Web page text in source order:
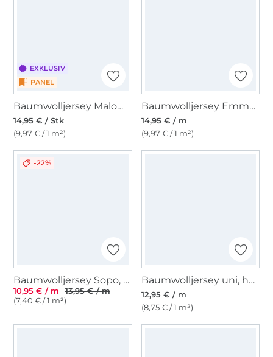
EXKLUSIV
PANEL
Baumwolljersey Malomi Panel Schmetterlingsschwarm, 150 x 100 cm
14,95 € / Stk
(9,97 € / 1 m²)
Baumwolljersey Emma gestreift, braun
14,95 € / m
(9,97 € / 1 m²)
-22%
Baumwolljersey Sopo, beige
10,95 € / m
13,95 € / m
(7,40 € / 1 m²)
Baumwolljersey uni, hellblau
12,95 € / m
(8,75 € / 1 m²)